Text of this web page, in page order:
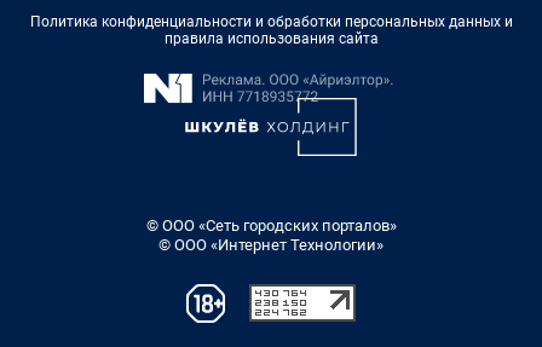
Политика конфиденциальности и обработки персональных данных и
правила использования сайта
© ООО «Сеть городских порталов»
© ООО «Интернет Технологии»